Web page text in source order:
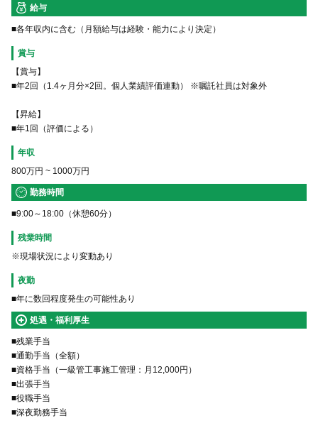
給与
■各年収内に含む（月額給与は経験・能力により決定）
賞与
【賞与】
■年2回（1.4ヶ月分×2回。個人業績評価連動） ※嘱託社員は対象外
【昇給】
■年1回（評価による）
年収
800万円 ~ 1000万円
勤務時間
■9:00～18:00（休憩60分）
残業時間
※現場状況により変動あり
夜勤
■年に数回程度発生の可能性あり
処遇・福利厚生
■残業手当
■通勤手当（全額）
■資格手当（一級管工事施工管理：月12,000円）
■出張手当
■役職手当
■深夜勤務手当